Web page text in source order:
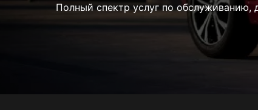
Полный спектр услуг по обслуживанию,